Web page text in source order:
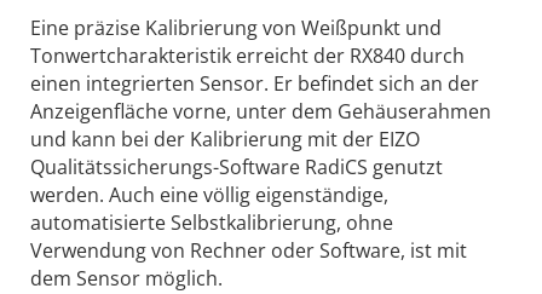
Eine präzise Kalibrierung von Weißpunkt und
Tonwertcharakteristik erreicht der RX840 durch
einen integrierten Sensor. Er befindet sich an der
Anzeigenfläche vorne, unter dem Gehäuserahmen
und kann bei der Kalibrierung mit der EIZO
Qualitätssicherungs-Software RadiCS genutzt
werden. Auch eine völlig eigenständige,
automatisierte Selbstkalibrierung, ohne
Verwendung von Rechner oder Software, ist mit
dem Sensor möglich.